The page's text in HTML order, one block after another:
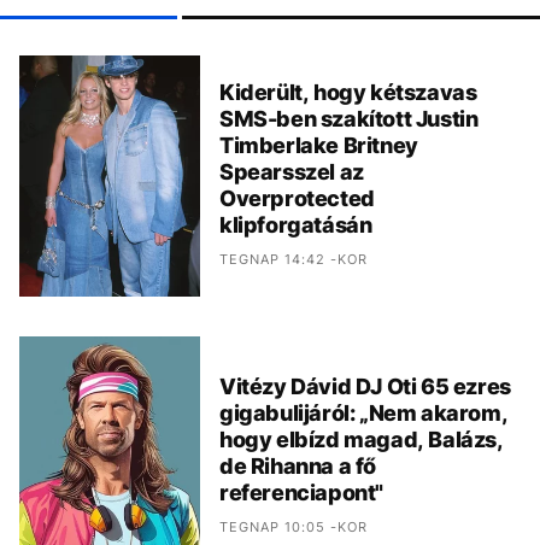
Kiderült, hogy kétszavas
SMS-ben szakított Justin
Timberlake Britney
Spearsszel az
Overprotected
klipforgatásán
TEGNAP 14:42 -KOR
Vitézy Dávid DJ Oti 65 ezres
gigabulijáról: „Nem akarom,
hogy elbízd magad, Balázs,
de Rihanna a fő
referenciapont"
TEGNAP 10:05 -KOR